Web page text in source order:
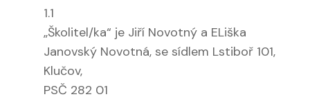
1.1
„Školitel/ka“ je Jiří Novotný a ELiška
Janovský Novotná, se sídlem Lstiboř 101,
Klučov,
PSČ 282 01